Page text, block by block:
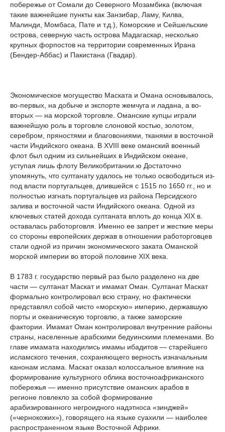
побережье от Сомали до Северного Мозамбика (включая
такие важнейшие пункты как Занзибар, Ламу, Килва,
Малинди, Момбаса, Пате и т.д.), Коморские и Сейшельские
острова, северную часть острова Мадагаскар, несколько
крупных форпостов на территории современных Ирана
(Бендер-Аббас) и Пакистана (Гвадар).
Экономическое могущество Маската и Омана основывалось,
во-первых, на добыче и экспорте жемчуга и ладана, а во-
вторых — на морской торговле. Оманские купцы играли
важнейшую роль в торговле слоновой костью, золотом,
серебром, пряностями и благовониями, тканями в восточной
части Индийского океана. В XVIII веке оманский военный
флот был одним из сильнейших в Индийском океане,
уступая лишь флоту Великобритании.ю Достаточно
упомянуть, что султанату удалось не только освободиться из-
под власти португальцев, длившейся с 1515 по 1650 гг., но и
полностью изгнать португальцев из района Персидского
залива и восточной части Индийского океана. Одной из
ключевых статей дохода султаната вплоть до конца XIX в.
оставалась работорговля. Именно ее запрет и жесткие меры
со стороны европейских держав в отношении работорговцев
стали одной из причин экономического заката Оманской
морской империи во второй половине XIX века.
В 1783 г. государство первый раз было разделено на две
части — султанат Маскат и имамат Оман. Султанат Маскат
формально контролировал всю страну, но фактически
представлял собой чисто «морскую» империю, державшую
порты и океаническую торговлю, а также заморские
фактории. Имамат Оман контролировал внутренние районы
страны, населенные арабскими бедуинскими племенами. Во
главе имамата находились имамы ибадитов — старейшего
исламского течения, сохраняющего верность изначальным
канонам ислама. Маскат оказал колоссальное влияние на
формирование культурного облика восточноафриканского
побережья — именно присутствие оманских арабов в
регионе повлекло за собой формирование
арабизированного негроидного надэтноса «зинджей»
(«чернокожих»), говорящего на языке суахили — наиболее
распространенном языке Восточной Африки.